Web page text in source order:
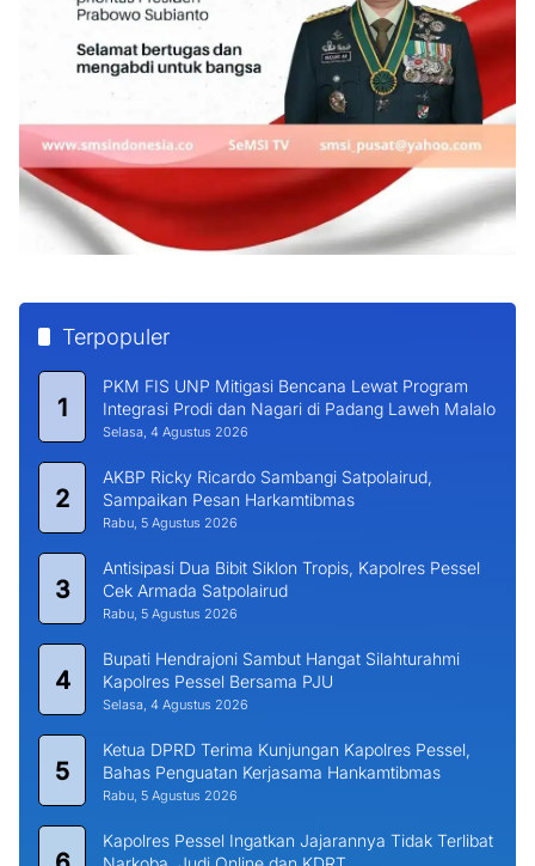
Terpopuler
1
PKM FIS UNP Mitigasi Bencana Lewat Program
Integrasi Prodi dan Nagari di Padang Laweh Malalo
Selasa, 4 Agustus 2026
2
AKBP Ricky Ricardo Sambangi Satpolairud,
Sampaikan Pesan Harkamtibmas
Rabu, 5 Agustus 2026
3
Antisipasi Dua Bibit Siklon Tropis, Kapolres Pessel
Cek Armada Satpolairud
Rabu, 5 Agustus 2026
4
Bupati Hendrajoni Sambut Hangat Silahturahmi
Kapolres Pessel Bersama PJU
Selasa, 4 Agustus 2026
5
Ketua DPRD Terima Kunjungan Kapolres Pessel,
Bahas Penguatan Kerjasama Hankamtibmas
Rabu, 5 Agustus 2026
Kapolres Pessel Ingatkan Jajarannya Tidak Terlibat